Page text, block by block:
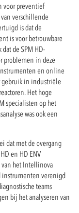
voor preventief
verschillende
is dat de
is voor betrouwbare
de SPM HD-
problemen in deze
en online
gebruik in industriële
Het hoge
specialisten op het
was ook een
dat met de overgang
en HD ENV
het Intellinova
instrumenten verenigd
teams
bij het analyseren van